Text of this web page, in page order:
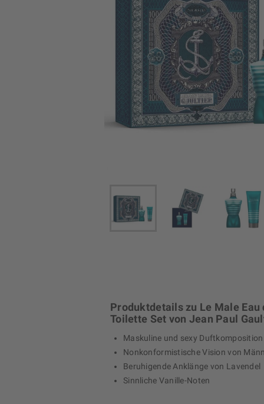
Produktdetails zu Le Male Eau
Toilette Set von Jean Paul
Maskuline und sexy Duftkomposition
Nonkonformistische Vision von
Beruhigende Anklänge von Lavendel
Sinnliche Vanille-Noten